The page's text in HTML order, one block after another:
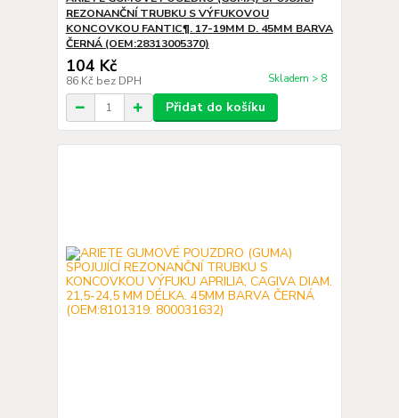
REZONANČNÍ TRUBKU S VÝFUKOVOU
KONCOVKOU FANTIC¶. 17-19MM D. 45MM BARVA
ČERNÁ (OEM:28313005370)
104 Kč
86 Kč bez DPH Skladem > 8
Přidat do košíku